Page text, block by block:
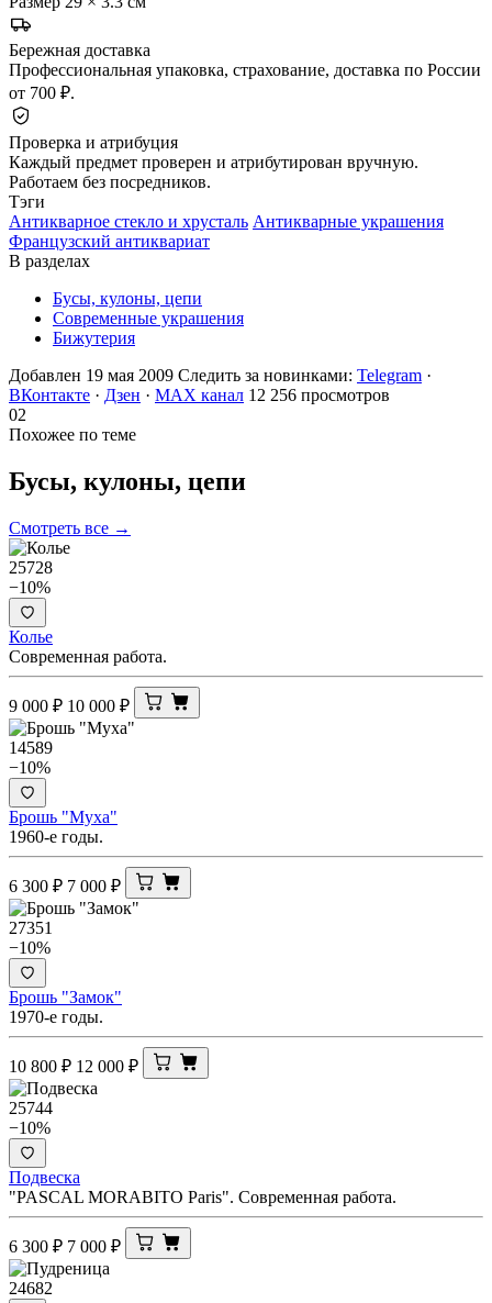
Бережная доставка
Профессиональная упаковка, страхование, доставка по России
от 700 ₽.
Проверка и атрибуция
Каждый предмет проверен и атрибутирован вручную.
Работаем без посредников.
Тэги
Антикварное стекло и хрусталь Антикварные украшения
Французский антиквариат
В разделах
Бусы, кулоны, цепи
Современные украшения
Бижутерия
Добавлен 19 мая 2009 Следить за новинками: Telegram ·
ВКонтакте · Дзен · MAX канал 12 256 просмотров
02
Похожее по теме
Бусы, кулоны, цепи
Смотреть все →
25728
−10%
Колье
Современная работа.
9 000 ₽ 10 000 ₽
14589
−10%
Брошь "Муха"
1960-е годы.
6 300 ₽ 7 000 ₽
27351
−10%
Брошь "Замок"
1970-е годы.
10 800 ₽ 12 000 ₽
25744
−10%
Подвеска
"PASCAL MORABITO Paris". Современная работа.
6 300 ₽ 7 000 ₽
24682